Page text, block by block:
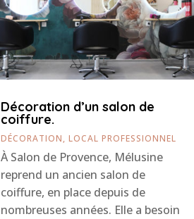
Décoration d’un salon de
coiffure.
DÉCORATION, LOCAL PROFESSIONNEL
À Salon de Provence, Mélusine
reprend un ancien salon de
coiffure, en place depuis de
nombreuses années. Elle a besoin